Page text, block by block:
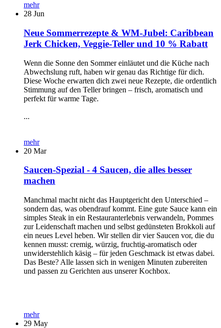
mehr
28 Jun
Neue Sommerrezepte & WM-Jubel: Caribbean
Jerk Chicken, Veggie-Teller und 10 % Rabatt
Wenn die Sonne den Sommer einläutet und die Küche nach
Abwechslung ruft, haben wir genau das Richtige für dich.
Diese Woche erwarten dich zwei neue Rezepte, die ordentlich
Stimmung auf den Teller bringen – frisch, aromatisch und
perfekt für warme Tage.
...
mehr
20 Mar
Saucen-Spezial - 4 Saucen, die alles besser
machen
Manchmal macht nicht das Hauptgericht den Unterschied –
sondern das, was obendrauf kommt. Eine gute Sauce kann ein
simples Steak in ein Restauranterlebnis verwandeln, Pommes
zur Leidenschaft machen und selbst gedünsteten Brokkoli auf
ein neues Level heben. Wir stellen dir vier Saucen vor, die du
kennen musst: cremig, würzig, fruchtig-aromatisch oder
unwiderstehlich käsig – für jeden Geschmack ist etwas dabei.
Das Beste? Alle lassen sich in wenigen Minuten zubereiten
und passen zu Gerichten aus unserer Kochbox.
mehr
29 May